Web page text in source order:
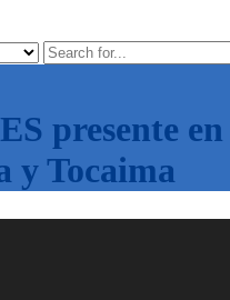
Search
input
presente
y Tocaima